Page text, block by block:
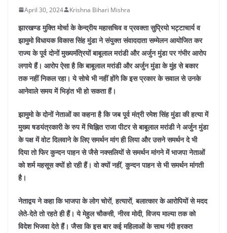
April 30, 2024 Krishna Bihari Mishra
झारखण्ड मुक्ति मोर्चा के केन्द्रीय महासचिव व प्रवक्ता सुप्रियो भट्टाचार्य व
झामुमो विधायक विकास सिंह मुंडा ने संयुक्त संवाददाता सम्मेलन आयोजित कर
राज्य के पूर्व दोनों मुख्यमंत्रियों बाबूलाल मरांडी और अर्जुन मुंडा पर गंभीर आरोप
लगाये हैं। आरोप ऐसा है कि बाबूलाल मरांडी और अर्जुन मुंडा के मुंह से बकार
तक नहीं निकल रहा। ये सोचे भी नहीं होंगे कि इस प्रकार के सवाल से उनके
आनेवाले समय में भिड़ंत भी हो सकता हैं।
झामुमो के दोनों नेताओं का कहना है कि जब पूर्व मंत्री रमेश सिंह मुंडा की हत्या में
मुख्य षडयंत्रकारी के रुप में चिह्नित राजा पीटर से बाबूलाल मरांडी ने अर्जुन मुंडा
के पक्ष में वोट दिलवाने के लिए समर्थन मांग ही लिया और उसने समर्थन दे भी
दिया तो फिर कुन्दन पाहन से जैसे नक्सलियों से समर्थन मांगने में भाजपा नेताओं
को शर्म महसूस क्यों हो रही हैं। वो क्यों नहीं, कुन्दन पाहन से भी समर्थन मांगती
है।
नेताद्वय ने कहा कि भाजपा के लोग चोरों, हत्यारों, बलात्कार के आरोपियों से मदद
लेते-देते तो रहते ही हैं। ये मेहुल चौकसी, नीरव मोदी, विजय माल्या तक को
विदेश भिजवा देते हैं। जैसा कि इस बार कई महिलाओं के साथ गंदी हरकत